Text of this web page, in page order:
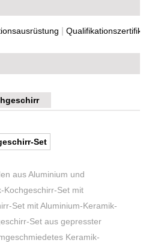
| Qualifikationszertifikat
Set
aus Aluminium und
Kochgeschirr-Set mit
Set mit Aluminium-Keramik-
Set aus gepresster
Keramik-